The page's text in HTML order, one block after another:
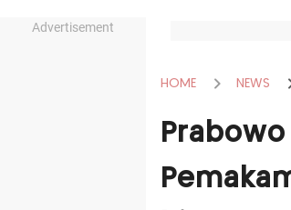
Advertisement
HOME NEWS